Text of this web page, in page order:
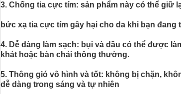
3. Chống tia cực tím: sản phẩm này có thể giữ
bức xạ tia cực tím gây hại cho da khi bạn
4. Dễ dàng làm sạch: bụi và dầu có thể được
khát hoặc bàn chải thông thường.
5. Thông gió vô hình và tốt: không bị chặn,
dễ dàng trong sáng và tự nhiên